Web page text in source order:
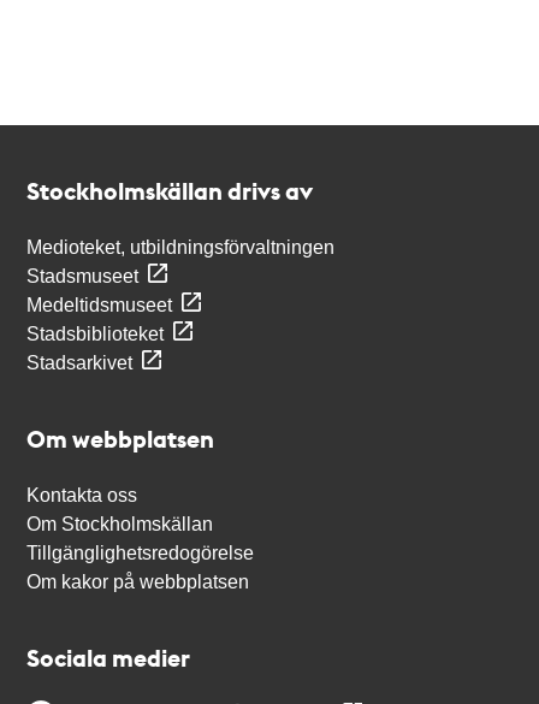
Stockholmskällan drivs av
Medioteket, utbildningsförvaltningen
Stadsmuseet
Medeltidsmuseet
Stadsbiblioteket
Stadsarkivet
Om webbplatsen
Kontakta oss
Om Stockholmskällan
Tillgänglighetsredogörelse
Om kakor på webbplatsen
Sociala medier